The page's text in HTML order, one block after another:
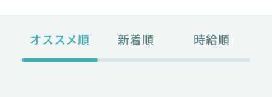
オススメ順 新着順 時給順